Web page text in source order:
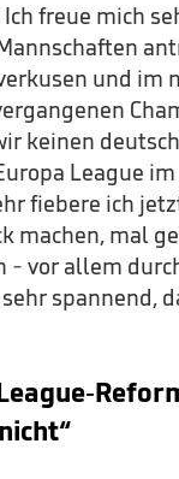
Ich freue mich
und im
keinen
League
fiebere ich
machen, mal
- vor allem
spannend,